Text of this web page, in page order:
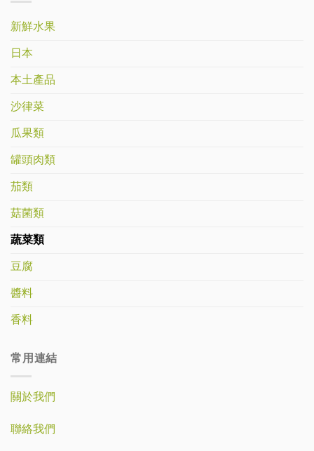
新鮮水果
日本
本土產品
沙律菜
瓜果類
罐頭肉類
茄類
菇菌類
蔬菜類
豆腐
醬料
香料
常用連結
關於我們
聯絡我們